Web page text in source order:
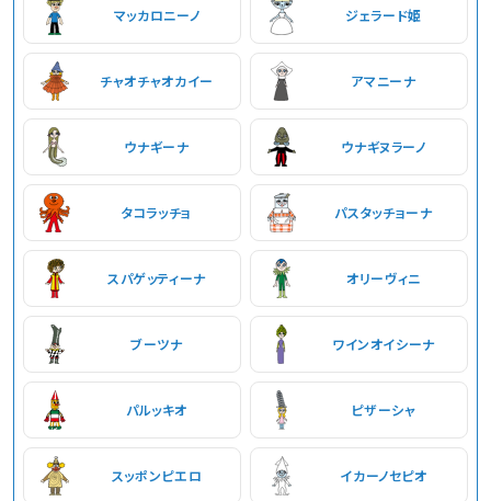
マッカロニーノ ジェラード姫
チャオチャオカイー アマニーナ
ウナギーナ ウナギヌラーノ
タコラッチョ パスタッチョーナ
スパゲッティーナ オリーヴィニ
ブーツナ ワインオイシーナ
パルッキオ ピザーシャ
スッポンピエロ イカーノセピオ